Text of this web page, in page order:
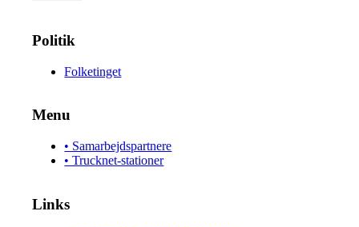
Politik
Folketinget
Menu
• Samarbejdspartnere
• Trucknet-stationer
Links